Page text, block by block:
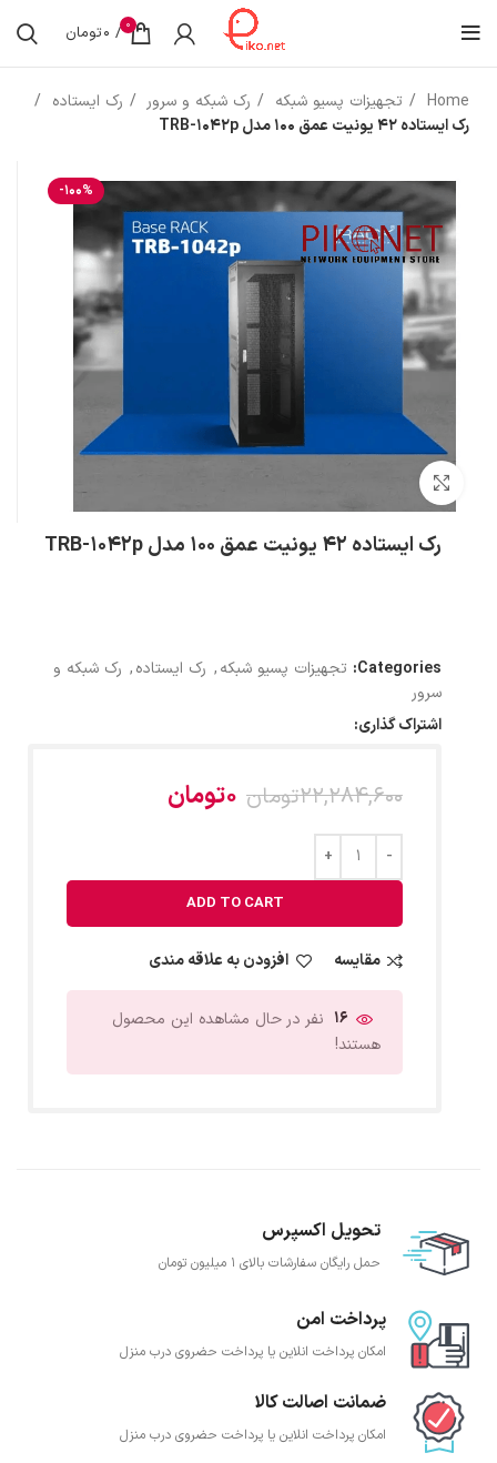
0
/
0تومان
Home تجهیزات پسیو شبکه رک شبکه و سرور
رک ایستاده
رک ایستاده 42 یونیت عمق 100 مدل TRB-1042p
-100%
رک ایستاده 42 یونیت عمق 100 مدل TRB-1042p
Categories: تجهیزات پسیو شبکه, رک ایستاده, رک شبکه و
سرور
اشتراک گذاری:
22,284,600تومان 0تومان
ADD TO CART
مقایسه افزودن به علاقه مندی
16 نفر در حال مشاهده این محصول
هستند!
تحویل اکسپرس
حمل رایگان سفارشات بالای 1 میلیون تومان
پرداخت امن
امکان پرداخت انلاین یا پرداخت حضروی درب منزل
ضمانت اصالت کالا
امکان پرداخت انلاین یا پرداخت حضروی درب منزل